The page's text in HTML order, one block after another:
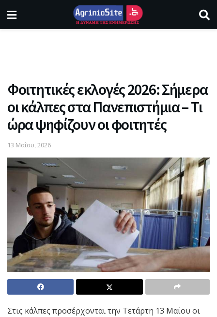
Φοιτητικές εκλογές 2026: Σήμερα
οι κάλπες στα Πανεπιστήμια – Τι
ώρα ψηφίζουν οι φοιτητές
13 Μαΐου, 2026
Στις κάλπες προσέρχονται την Τετάρτη 13 Μαΐου οι